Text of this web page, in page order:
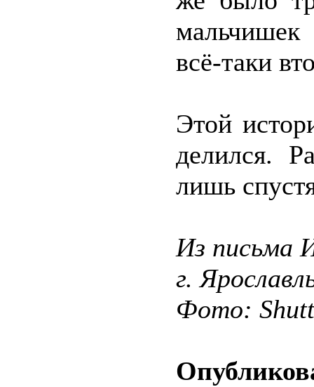
всё-таки
Этой
делился.
лишь
Из письма
г.
Фото: